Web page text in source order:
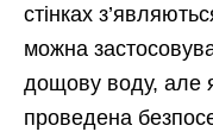
стінках
можна
дощову воду, але
проведена